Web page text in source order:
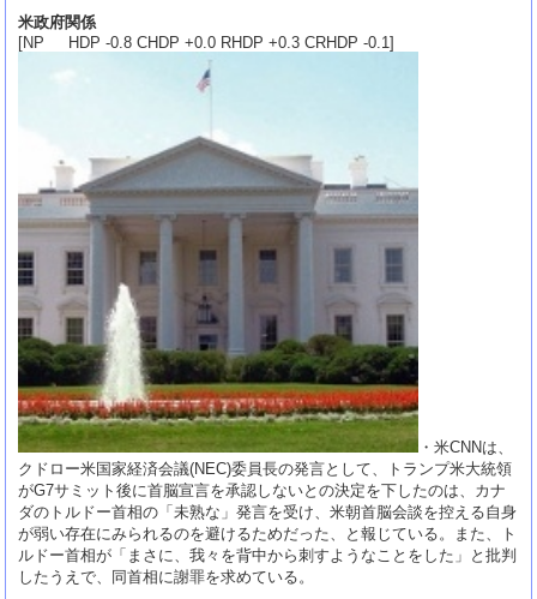
米政府関係
[NP HDP -0.8 CHDP +0.0 RHDP +0.3 CRHDP -0.1]
・米CNNは、
クドロー米国家経済会議(NEC)委員長の発言として、トランプ米大統領
がG7サミット後に首脳宣言を承認しないとの決定を下したのは、カナ
ダのトルドー首相の「未熟な」発言を受け、米朝首脳会談を控える自身
が弱い存在にみられるのを避けるためだった、と報じている。また、ト
ルドー首相が「まさに、我々を背中から刺すようなことをした」と批判
したうえで、同首相に謝罪を求めている。